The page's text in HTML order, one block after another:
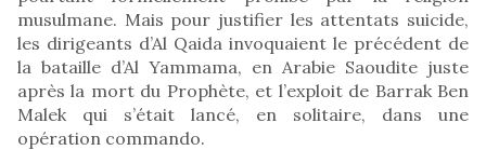
musulmane. Mais pour justifier les attentats suicide,
les dirigeants d’Al Qaida invoquaient le précédent de
la bataille d’Al Yammama, en Arabie Saoudite juste
après la mort du Prophète, et l’exploit de Barrak Ben
Malek qui s’était lancé, en solitaire, dans une
opération commando.